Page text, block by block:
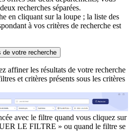
recherches séparées.
en cliquant sur la loupe ; la liste des
à vos critères de recherche est
votre recherche
affiner les résultats de votre recherche
et critères présents sous les critères
avec le filtre quand vous cliquez sur
LE FILTRE » ou quand le filtre se